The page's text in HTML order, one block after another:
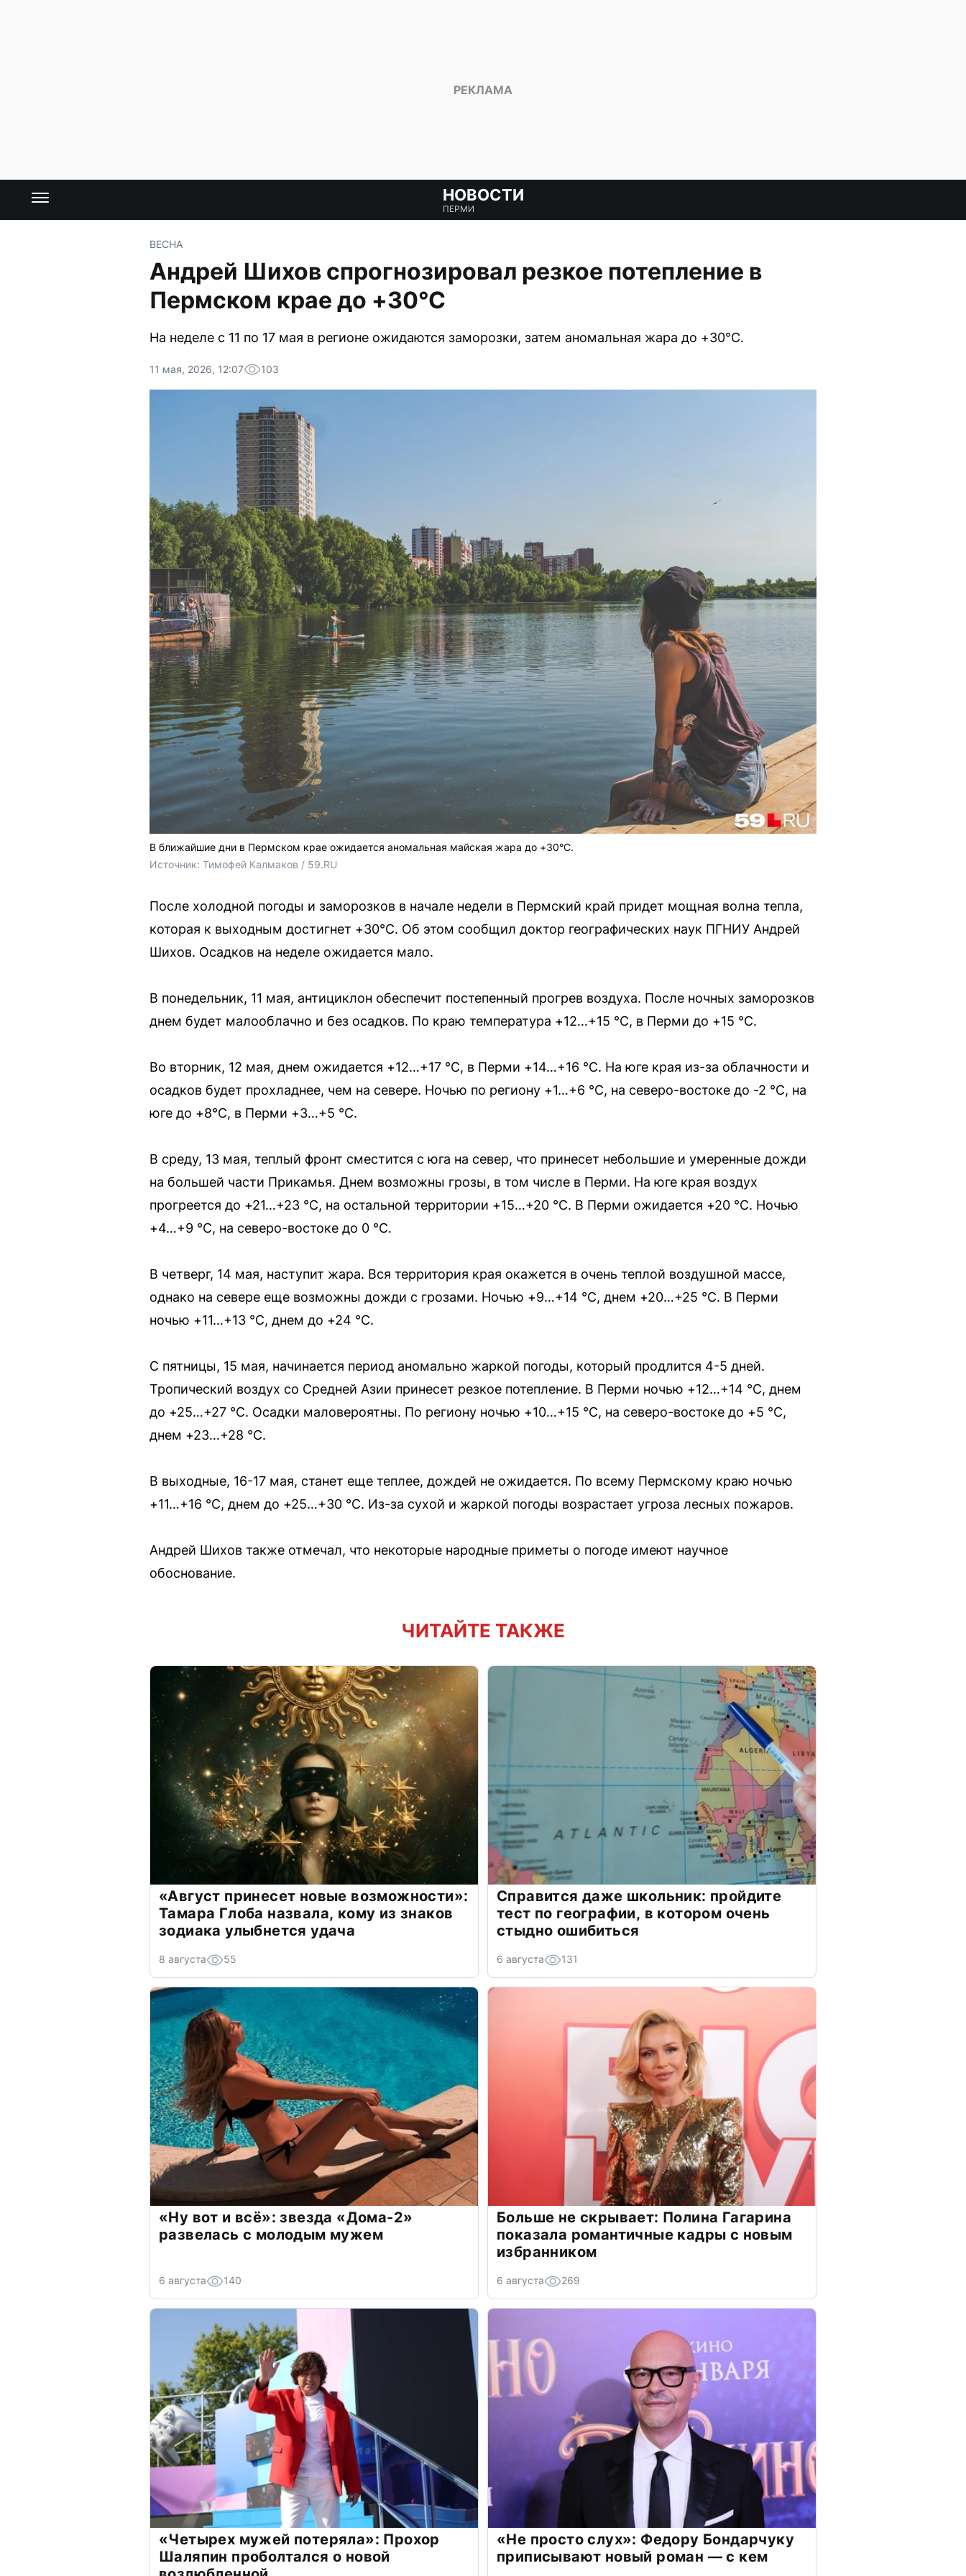
НОВОСТИ
ПЕРМИ
ВЕСНА
Андрей Шихов спрогнозировал резкое потепление в
Пермском крае до +30°С
На неделе с 11 по 17 мая в регионе ожидаются заморозки, затем аномальная жара до +30°С.
11 мая, 2026, 12:07 103
В ближайшие дни в Пермском крае ожидается аномальная майская жара до +30°С.
Источник: Тимофей Калмаков / 59.RU
После холодной погоды и заморозков в начале недели в Пермский край придет мощная волна тепла,
которая к выходным достигнет +30°С. Об этом сообщил доктор географических наук ПГНИУ Андрей
Шихов. Осадков на неделе ожидается мало.
В понедельник, 11 мая, антициклон обеспечит постепенный прогрев воздуха. После ночных заморозков
днем будет малооблачно и без осадков. По краю температура +12…+15 °С, в Перми до +15 °С.
Во вторник, 12 мая, днем ожидается +12…+17 °С, в Перми +14…+16 °С. На юге края из-за облачности и
осадков будет прохладнее, чем на севере. Ночью по региону +1…+6 °С, на северо-востоке до -2 °С, на
юге до +8°С, в Перми +3…+5 °С.
В среду, 13 мая, теплый фронт сместится с юга на север, что принесет небольшие и умеренные дожди
на большей части Прикамья. Днем возможны грозы, в том числе в Перми. На юге края воздух
прогреется до +21…+23 °С, на остальной территории +15…+20 °С. В Перми ожидается +20 °С. Ночью
+4…+9 °С, на северо-востоке до 0 °С.
В четверг, 14 мая, наступит жара. Вся территория края окажется в очень теплой воздушной массе,
однако на севере еще возможны дожди с грозами. Ночью +9…+14 °С, днем +20…+25 °С. В Перми
ночью +11…+13 °С, днем до +24 °С.
С пятницы, 15 мая, начинается период аномально жаркой погоды, который продлится 4-5 дней.
Тропический воздух со Средней Азии принесет резкое потепление. В Перми ночью +12…+14 °С, днем
до +25…+27 °С. Осадки маловероятны. По региону ночью +10…+15 °С, на северо-востоке до +5 °С,
днем +23…+28 °С.
В выходные, 16-17 мая, станет еще теплее, дождей не ожидается. По всему Пермскому краю ночью
+11…+16 °С, днем до +25…+30 °С. Из-за сухой и жаркой погоды возрастает угроза лесных пожаров.
Андрей Шихов также отмечал, что некоторые народные приметы о погоде имеют научное
обоснование.
ЧИТАЙТЕ ТАКЖЕ
«Август принесет новые возможности»:
Тамара Глоба назвала, кому из знаков
зодиака улыбнется удача
8 августа 55
Справится даже школьник: пройдите
тест по географии, в котором очень
стыдно ошибиться
6 августа 131
«Ну вот и всё»: звезда «Дома-2»
развелась с молодым мужем
6 августа 140
Больше не скрывает: Полина Гагарина
показала романтичные кадры с новым
избранником
6 августа 269
«Четырех мужей потеряла»: Прохор
Шаляпин проболтался о новой
«Не просто слух»: Федору Бондарчуку
приписывают новый роман — с кем